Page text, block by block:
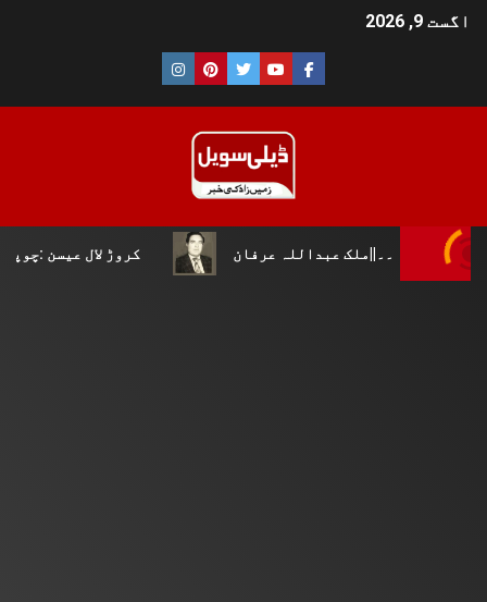
اگست 9, 2026
کروڑ لال عیسن :چوپال کلچرل اینڈ عبداللہ عرفان